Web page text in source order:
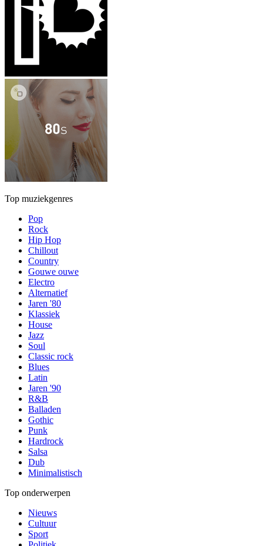
Top muziekgenres
Pop
Rock
Hip Hop
Chillout
Country
Gouwe ouwe
Electro
Alternatief
Jaren '80
Klassiek
House
Jazz
Soul
Classic rock
Blues
Latin
Jaren '90
R&B
Balladen
Gothic
Punk
Hardrock
Salsa
Dub
Minimalistisch
Top onderwerpen
Nieuws
Cultuur
Sport